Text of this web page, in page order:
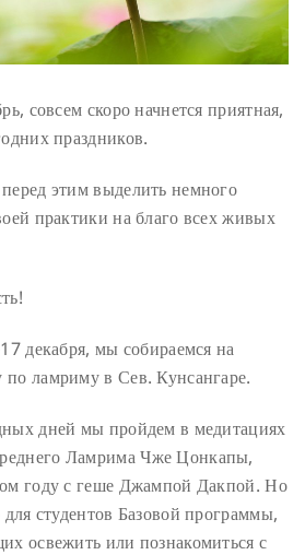
совсем скоро начнется приятная,
праздников.
этим выделить немного
практики на благо всех живых
декабря, мы собираемся на
ламриму в Сев. Кунсангаре.
дней мы пройдем в медитациях
Ламрима Чже Цонкапы,
году с геше Джампой Дакпой. Но
для студентов Базовой программы,
освежить или познакомиться с